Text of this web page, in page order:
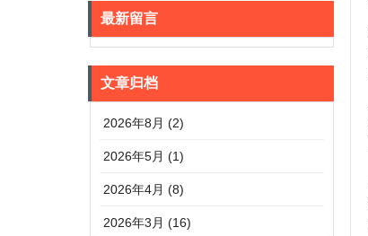
最新留言
文章归档
2026年8月 (2)
2026年5月 (1)
2026年4月 (8)
2026年3月 (16)